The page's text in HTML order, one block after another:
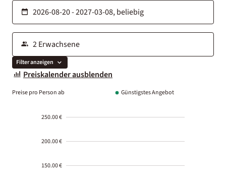
Filter anzeigen
Preiskalender ausblenden
Preise pro Person ab Günstigstes Angebot
250.00 €
200.00 €
150.00 €